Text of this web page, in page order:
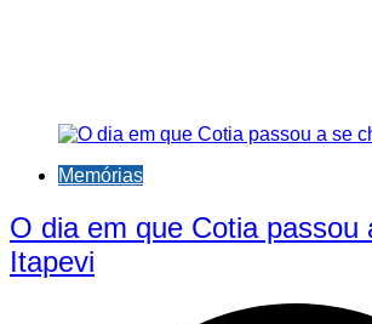
Memórias
O dia em que Cotia passou
Itapevi